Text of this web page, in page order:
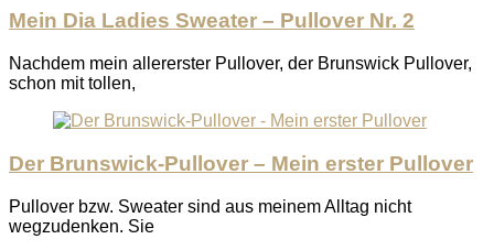
Mein Dia Ladies Sweater – Pullover Nr. 2
Nachdem mein allererster Pullover, der Brunswick Pullover,
schon mit tollen,
Der Brunswick-Pullover – Mein erster Pullover
Pullover bzw. Sweater sind aus meinem Alltag nicht
wegzudenken. Sie